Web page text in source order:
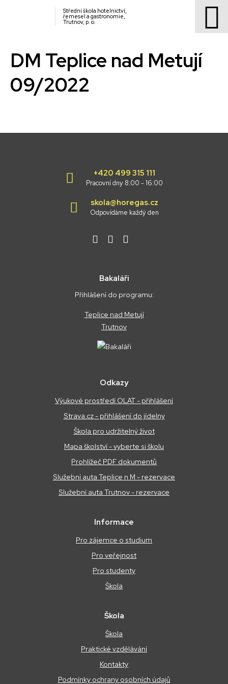
Střední škola hotelnictví,
řemesel a gastronomie,
Trutnov, p. o.
DM Teplice nad Metují
09/2022
+420 499 315 111
Pracovní dny 8:00 - 16:00
skola@horegas.cz
Odpovídáme každý den
Bakaláři
Přihlášení do programu:
Teplice nad Metují
Trutnov
Odkazy
Výukové prostředí OLAT - přihlášení
Strava.cz - přihlášení do jídelny
Škola pro udržitelný život
Mapa školství - vyberte si školu
Prohlížeč PDF dokumentů
Služební auta Teplice n M - rezervace
Služební auta Trutnov - rezervace
Informace
Pro zájemce o studium
Pro veřejnost
Pro studenty
Škola
Škola
Škola
Praktické vzdělávání
Kontakty
Podmínky ochrany osobních údajů